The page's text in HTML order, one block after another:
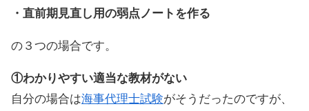
・直前期見直し用の弱点ノートを作る
の３つの場合です。
①わかりやすい適当な教材がない
自分の場合は海事代理士試験がそうだったのですが、